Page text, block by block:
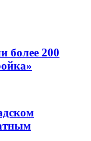
более 200